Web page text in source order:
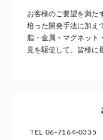
お客様のご要望を満た
培った開発手法に加え
脂・金属・マグネット
見を駆使して、皆様に
TEL 06-7164-0335